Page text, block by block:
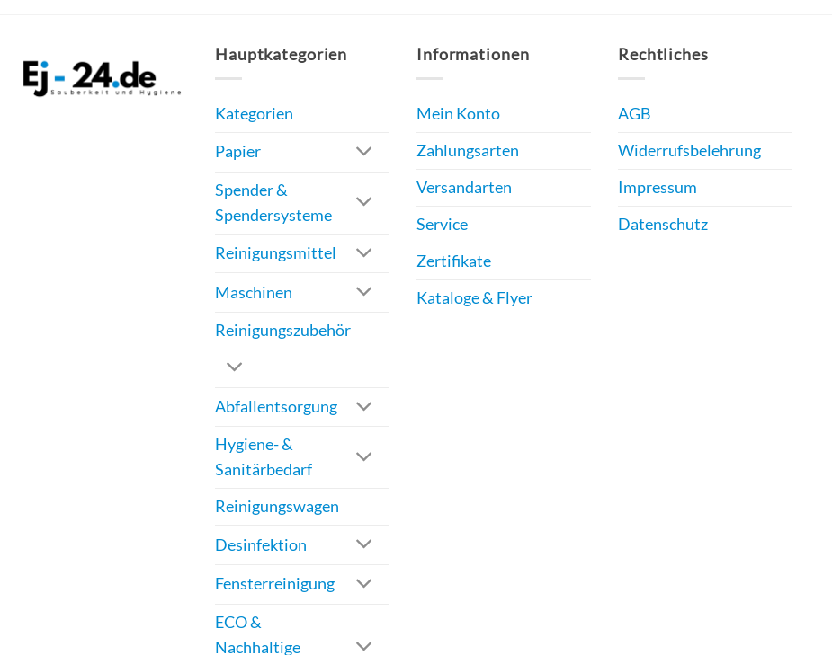
Hauptkategorien
Kategorien
Papier
Spender &
Spendersysteme
Reinigungsmittel
Maschinen
Reinigungszubehör
Abfallentsorgung
Hygiene- &
Sanitärbedarf
Reinigungswagen
Desinfektion
Fensterreinigung
ECO &
Nachhaltige
Informationen
Mein Konto
Zahlungsarten
Versandarten
Service
Zertifikate
Kataloge & Flyer
Rechtliches
AGB
Widerrufsbelehrung
Impressum
Datenschutz